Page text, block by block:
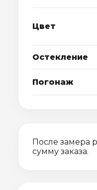
Цвет
Остекление
Погонаж
После замера
сумму заказа.